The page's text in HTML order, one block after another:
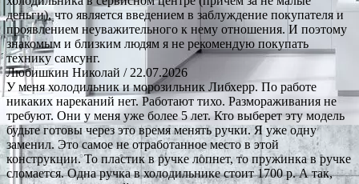
деньги), что является введением в заблуждение покупателя и
проявлением неуважительного к нему отношения. И поэтому
знакомым и близким людям я не рекомендую покупать
технику самсунг.
Любишкин Николай / 22.07.2026
У меня холодильник и морозильник Либхерр. По работе
никаких нареканий нет. Работают тихо. Размораживания не
требуют. Они у меня уже более 5 лет. Кто выберет эту модель
будьте готовы через это время менять ручки. Я уже одну
заменил. Это самое не отработанное место в этой
конструкции. То пластик в ручке лопнет, то пружинка в ручке
сломается. Одна ручка в холодильнике стоит 1700 р. А так,